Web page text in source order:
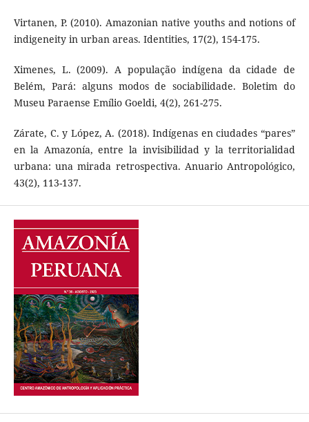
Virtanen, P. (2010). Amazonian native youths and notions of
indigeneity in urban areas. Identities, 17(2), 154-175.
Ximenes, L. (2009). A população indígena da cidade de
Belém, Pará: alguns modos de sociabilidade. Boletim do
Museu Paraense Emílio Goeldi, 4(2), 261-275.
Zárate, C. y López, A. (2018). Indígenas en ciudades “pares”
en la Amazonía, entre la invisibilidad y la territorialidad
urbana: una mirada retrospectiva. Anuario Antropológico,
43(2), 113-137.